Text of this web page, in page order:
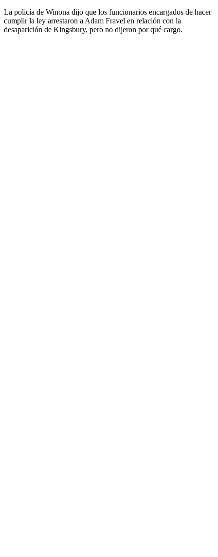
La policía de Winona dijo que los funcionarios encargados de hacer
cumplir la ley arrestaron a Adam Fravel en relación con la
desaparición de Kingsbury, pero no dijeron por qué cargo.